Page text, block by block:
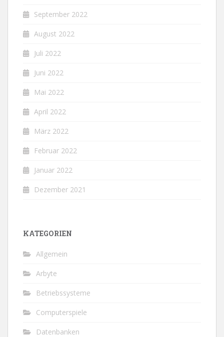
September 2022
August 2022
Juli 2022
Juni 2022
Mai 2022
April 2022
März 2022
Februar 2022
Januar 2022
Dezember 2021
KATEGORIEN
Allgemein
Arbyte
Betriebssysteme
Computerspiele
Datenbanken